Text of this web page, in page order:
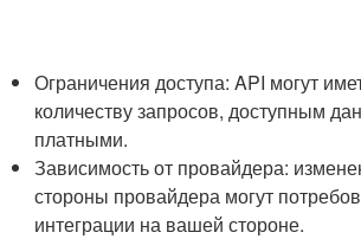
Ограничения доступа: ⁤API могут
количеству запросов,⁤ доступным
платными.
Зависимость ‌от провайдера:
стороны провайдера могут‍
интеграции на вашей стороне.